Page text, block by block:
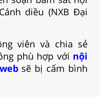
diều (NXB Đại
viên và chia sẻ
phù hợp với nội
sẽ bị cấm bình